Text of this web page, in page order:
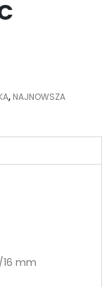
, NAJNOWSZA
16 mm